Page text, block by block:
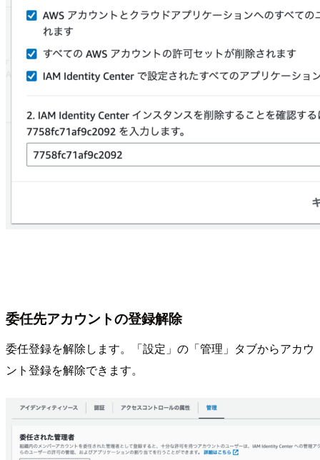
委任先アカウントの登録解除
委任登録を解除します。「設定」の「管理」タブからアカウ
ント登録を解除できます。